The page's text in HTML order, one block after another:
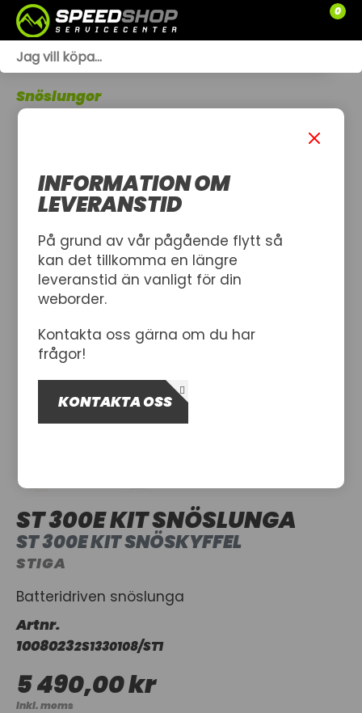
0
SLÄPVAGNAR
Snöslungor
ST 300E KIT SNÖSLUNGA
ST 300E KIT SNÖSKYFFEL
STIGA
Batteridriven snöslunga
Artnr.
10080232S1330108/ST1
5 490,00 kr
Inkl. moms
INFORMATION OM
LEVERANSTID
På grund av vår pågående flytt så
kan det tillkomma en längre
leveranstid än vanligt för din
weborder.
Kontakta oss gärna om du har
frågor!
KONTAKTA OSS